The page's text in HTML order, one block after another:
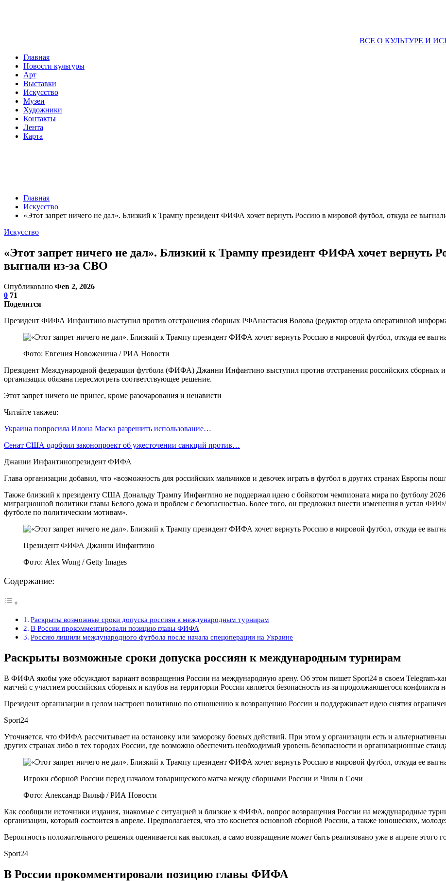
ВСЕ О КУЛЬТУРЕ И
Главная
Новости культуры
Арт
Выставки
Искусство
Музеи
Художники
Контакты
Лента
Карта
Главная
Искусство
«Этот запрет ничего не дал». Близкий к Трампу президент ФИФА хочет вернуть Россию в мировой футбол, откуда ее
Искусство
«Этот запрет ничего не дал». Близкий к Трампу президент ФИФА хочет вернуть
выгнали из-за СВО
Опубликовано Фев 2, 2026
0 71
Поделится
Президент ФИФА Инфантино выступил против отстранения сборных РФАнастасия Волова (редактор отдела оперативной
Фото: Евгения Новоженина / РИА Новости
Президент Международной федерации футбола (ФИФА) Джанни Инфантино выступил против отстранения российских сборных
организация обязана пересмотреть соответствующее решение.
Этот запрет ничего не принес, кроме разочарования и ненависти
Читайте такжеu:
Украина попросила Илона Маска разрешить использование…
Сенат США одобрил законопроект об ужесточении санкций против…
Джанни Инфантинопрезидент ФИФА
Глава организации добавил, что «возможность для российских мальчиков и девочек играть в футбол в других странах Европы
Также близкий к президенту США Дональду Трампу Инфантино не поддержал идею с бойкотом чемпионата мира по футболу
миграционной политики главы Белого дома и проблем с безопасностью. Более того, он предложил внести изменения в устав
футболе по политическим мотивам».
Президент ФИФА Джанни Инфантино
Фото: Alex Wong / Getty Images
Содержание:
Раскрыты возможные сроки допуска россиян к международным турнирам
В России прокомментировали позицию главы ФИФА
Россию лишили международного футбола после начала спецоперации на Украине
Раскрыты возможные сроки допуска россиян к международным турнирам
В ФИФА якобы уже обсуждают вариант возвращения России на международную арену. Об этом пишет Sport24 в своем Telegram-
матчей с участием российских сборных и клубов на территории России является безопасность из-за продолжающегося конфликта
Президент организации в целом настроен позитивно по отношению к возвращению России и поддерживает идею снятия
Sport24
Уточняется, что ФИФА рассчитывает на остановку или заморозку боевых действий. При этом у организации есть и
других странах либо в тех городах России, где возможно обеспечить необходимый уровень безопасности и организационные
Игроки сборной России перед началом товарищеского матча между сборными России и Чили в Сочи
Фото: Александр Вильф / РИА Новости
Как сообщили источники издания, знакомые с ситуацией и близкие к ФИФА, вопрос возвращения России на международные
организации, который состоится в апреле. Предполагается, что это коснется основной сборной России, а также юношеских,
Вероятность положительного решения оценивается как высокая, а само возвращение может быть реализовано уже в апреле этого
Sport24
В России прокомментировали позицию главы ФИФА